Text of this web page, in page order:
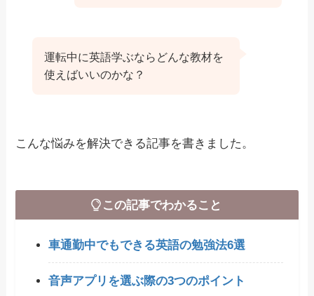
運転中に英語学ぶならどんな教材を
使えばいいのかな？
こんな悩みを解決できる記事を書きました。
この記事でわかること
車通勤中でもできる英語の勉強法6選
音声アプリを選ぶ際の3つのポイント